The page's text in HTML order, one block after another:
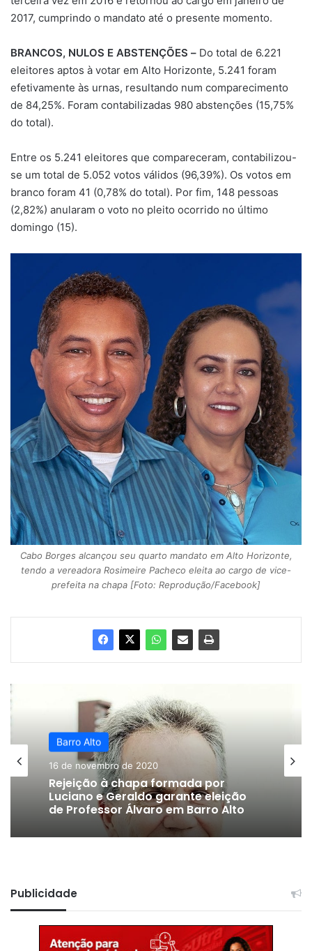
2017, cumprindo o mandato até o presente momento.
BRANCOS, NULOS E ABSTENÇÕES – Do total de 6.221
eleitores aptos à votar em Alto Horizonte, 5.241 foram
efetivamente às urnas, resultando num comparecimento
de 84,25%. Foram contabilizadas 980 abstenções (15,75%
do total).
Entre os 5.241 eleitores que compareceram, contabilizou-
se um total de 5.052 votos válidos (96,39%). Os votos em
branco foram 41 (0,78% do total). Por fim, 148 pessoas
(2,82%) anularam o voto no pleito ocorrido no último
domingo (15).
Cabo Borges alcançou seu quarto mandato em Alto Horizonte,
tendo a vereadora Rosimeire Pacheco eleita ao cargo de vice-
prefeita na chapa [Foto: Reprodução/Facebook]
Barro Alto
16 de novembro de 2020
Rejeição à chapa formada por
Luciano e Geraldo garante eleição
de Professor Álvaro em Barro Alto
Publicidade